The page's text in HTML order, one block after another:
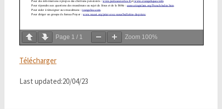
Page 1 / 1 Zoom 100%
Télécharger
Last updated:20/04/23